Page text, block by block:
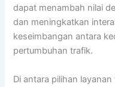
dapat menambah nilai
dan meningkatkan
keseimbangan antara
pertumbuhan trafik.
Di antara pilihan